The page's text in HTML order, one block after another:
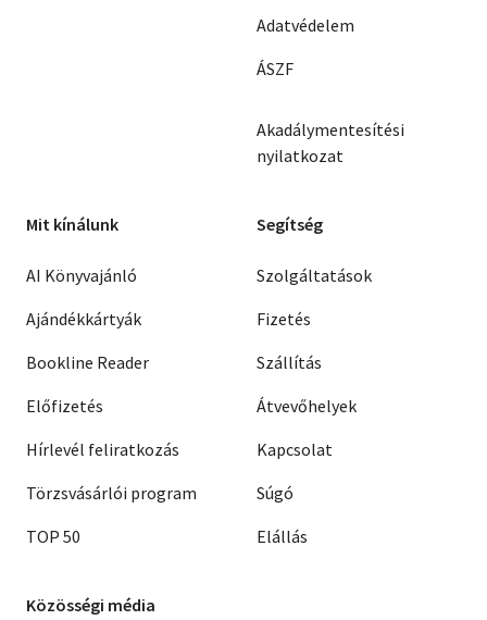
Adatvédelem
ÁSZF
Akadálymentesítési
nyilatkozat
Mit kínálunk
AI Könyvajánló
Ajándékkártyák
Bookline Reader
Előfizetés
Hírlevél feliratkozás
Törzsvásárlói program
TOP 50
Segítség
Szolgáltatások
Fizetés
Szállítás
Átvevőhelyek
Kapcsolat
Súgó
Elállás
Közösségi média